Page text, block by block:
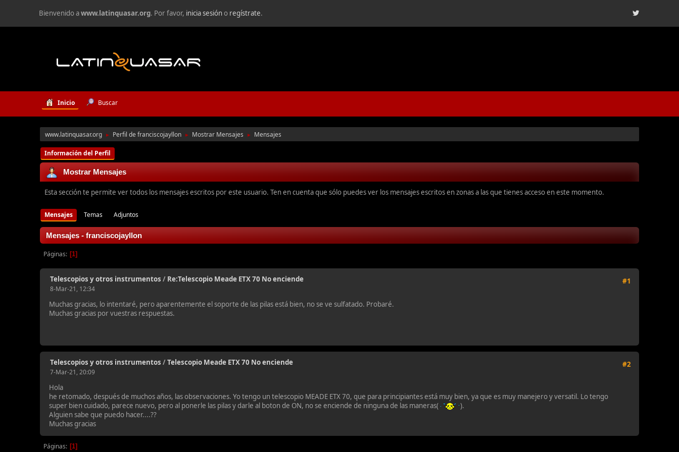
Bienvenido awww.latinquasar.org. Por favor, inicia sesióno regístrate.
Inicio Buscar
www.latinquasar.org ► Perfil de franciscojayllon ► Mostrar Mensajes ► Mensajes
Información del Perfil
Mostrar Mensajes
Esta sección te permite ver todos los mensajes escritos por este usuario. Ten en cuenta que sólo puedes ver los mensajes escritos en zonas a las que tienes acceso en este momento.
Mensajes Temas Adjuntos
Mensajes - franciscojayllon
Páginas 1
#1
Telescopios y otros instrumentos / Re:Telescopio Meade ETX 70 No enciende
8-Mar-21, 12:34
Muchas gracias, lo intentaré, pero aparentemente el soporte de las pilas está bien, no se ve sulfatado. Probaré.
Muchas gracias por vuestras respuestas.
#2
Telescopios y otros instrumentos /Telescopio Meade ETX 70 No enciende
7-Mar-21, 20:09
Hola
he retomado, después de muchos años, las observaciones. Yo tengo un telescopio MEADE ETX 70, que para principiantes está muy bien, ya que es muy manejero y versatil. Lo tengo
super bien cuidado, parece nuevo, pero al ponerle las pilas y darle al boton de ON, no se enciende de ninguna de las maneras(
).
Alguien sabe que puedo hacer....??
Muchas gracias
Páginas 1